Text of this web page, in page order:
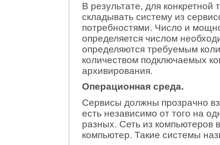
В результате, для
складывать систему из
потребностями. Число и
определяется числом
определяются требуемым
количеством подключаемых
архивирования.
Операционная среда.
Сервисы должны прозрачно
есть независимо от того на
разных. Сеть из компьютеров
компьютер. Такие системы